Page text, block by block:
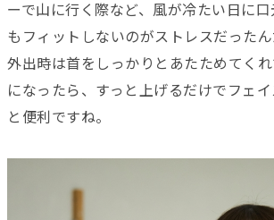
ーで山に行く際など、風が冷たい日に
もフィットしないのがストレスだったん
外出時は首をしっかりとあたためてく
になったら、すっと上げるだけでフェ
と便利ですね。